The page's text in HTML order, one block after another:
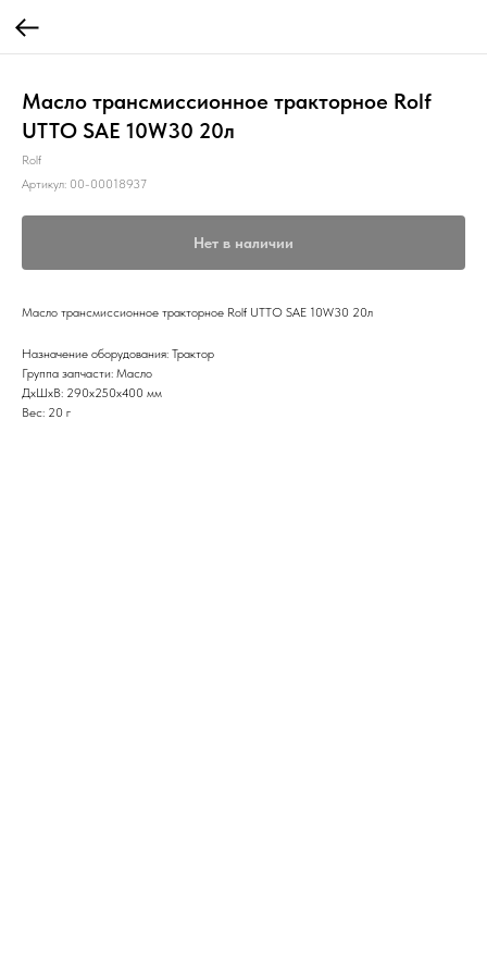
Масло трансмиссионное тракторное Rolf
UTTO SAE 10W30 20л
Rolf
Артикул: 00-00018937
Нет в наличии
Масло трансмиссионное тракторное Rolf UTTO SAE 10W30 20л
Назначение оборудования: Трактор
Группа запчасти: Масло
ДxШxВ: 290x250x400 мм
Вес: 20 г